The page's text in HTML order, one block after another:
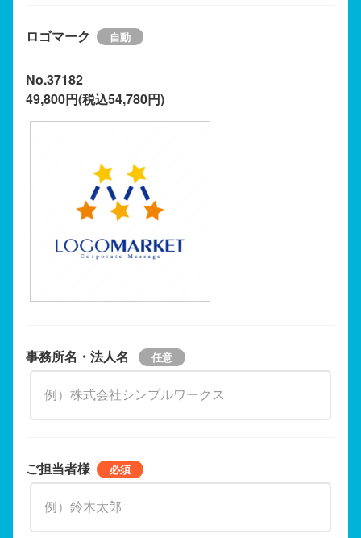
ロゴマーク
No.37182
49,800円(税込54,780円)
事務所名・法人名
ご担当者様